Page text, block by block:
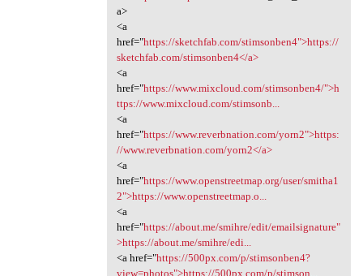
a>
<a
href="https://sketchfab.com/stimsonben4">https://
sketchfab.com/stimsonben4</a>
<a
href="https://www.mixcloud.com/stimsonben4/">h
ttps://www.mixcloud.com/stimsonb...
<a
href="https://www.reverbnation.com/yorn2">https:
//www.reverbnation.com/yorn2</a>
<a
href="https://www.openstreetmap.org/user/smitha1
2">https://www.openstreetmap.o...
<a
href="https://about.me/smihre/edit/emailsignature"
>https://about.me/smihre/edi...
<a href="https://500px.com/p/stimsonben4?
view=photos">https://500px.com/p/stimson...